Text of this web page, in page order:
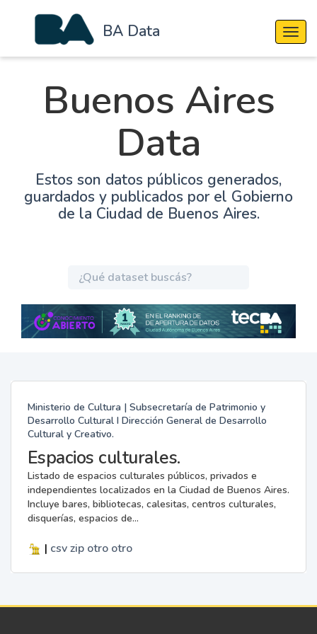
BA Data
Buenos Aires
Data
Estos son datos públicos generados,
guardados y publicados por el Gobierno
de la Ciudad de Buenos Aires.
Ministerio de Cultura | Subsecretaría de Patrimonio y
Desarrollo Cultural I Dirección General de Desarrollo
Cultural y Creativo.
Espacios culturales.
Listado de espacios culturales públicos, privados e
independientes localizados en la Ciudad de Buenos Aires.
Incluye bares, bibliotecas, calesitas, centros culturales,
disquerías, espacios de...
| csv zip otro otro